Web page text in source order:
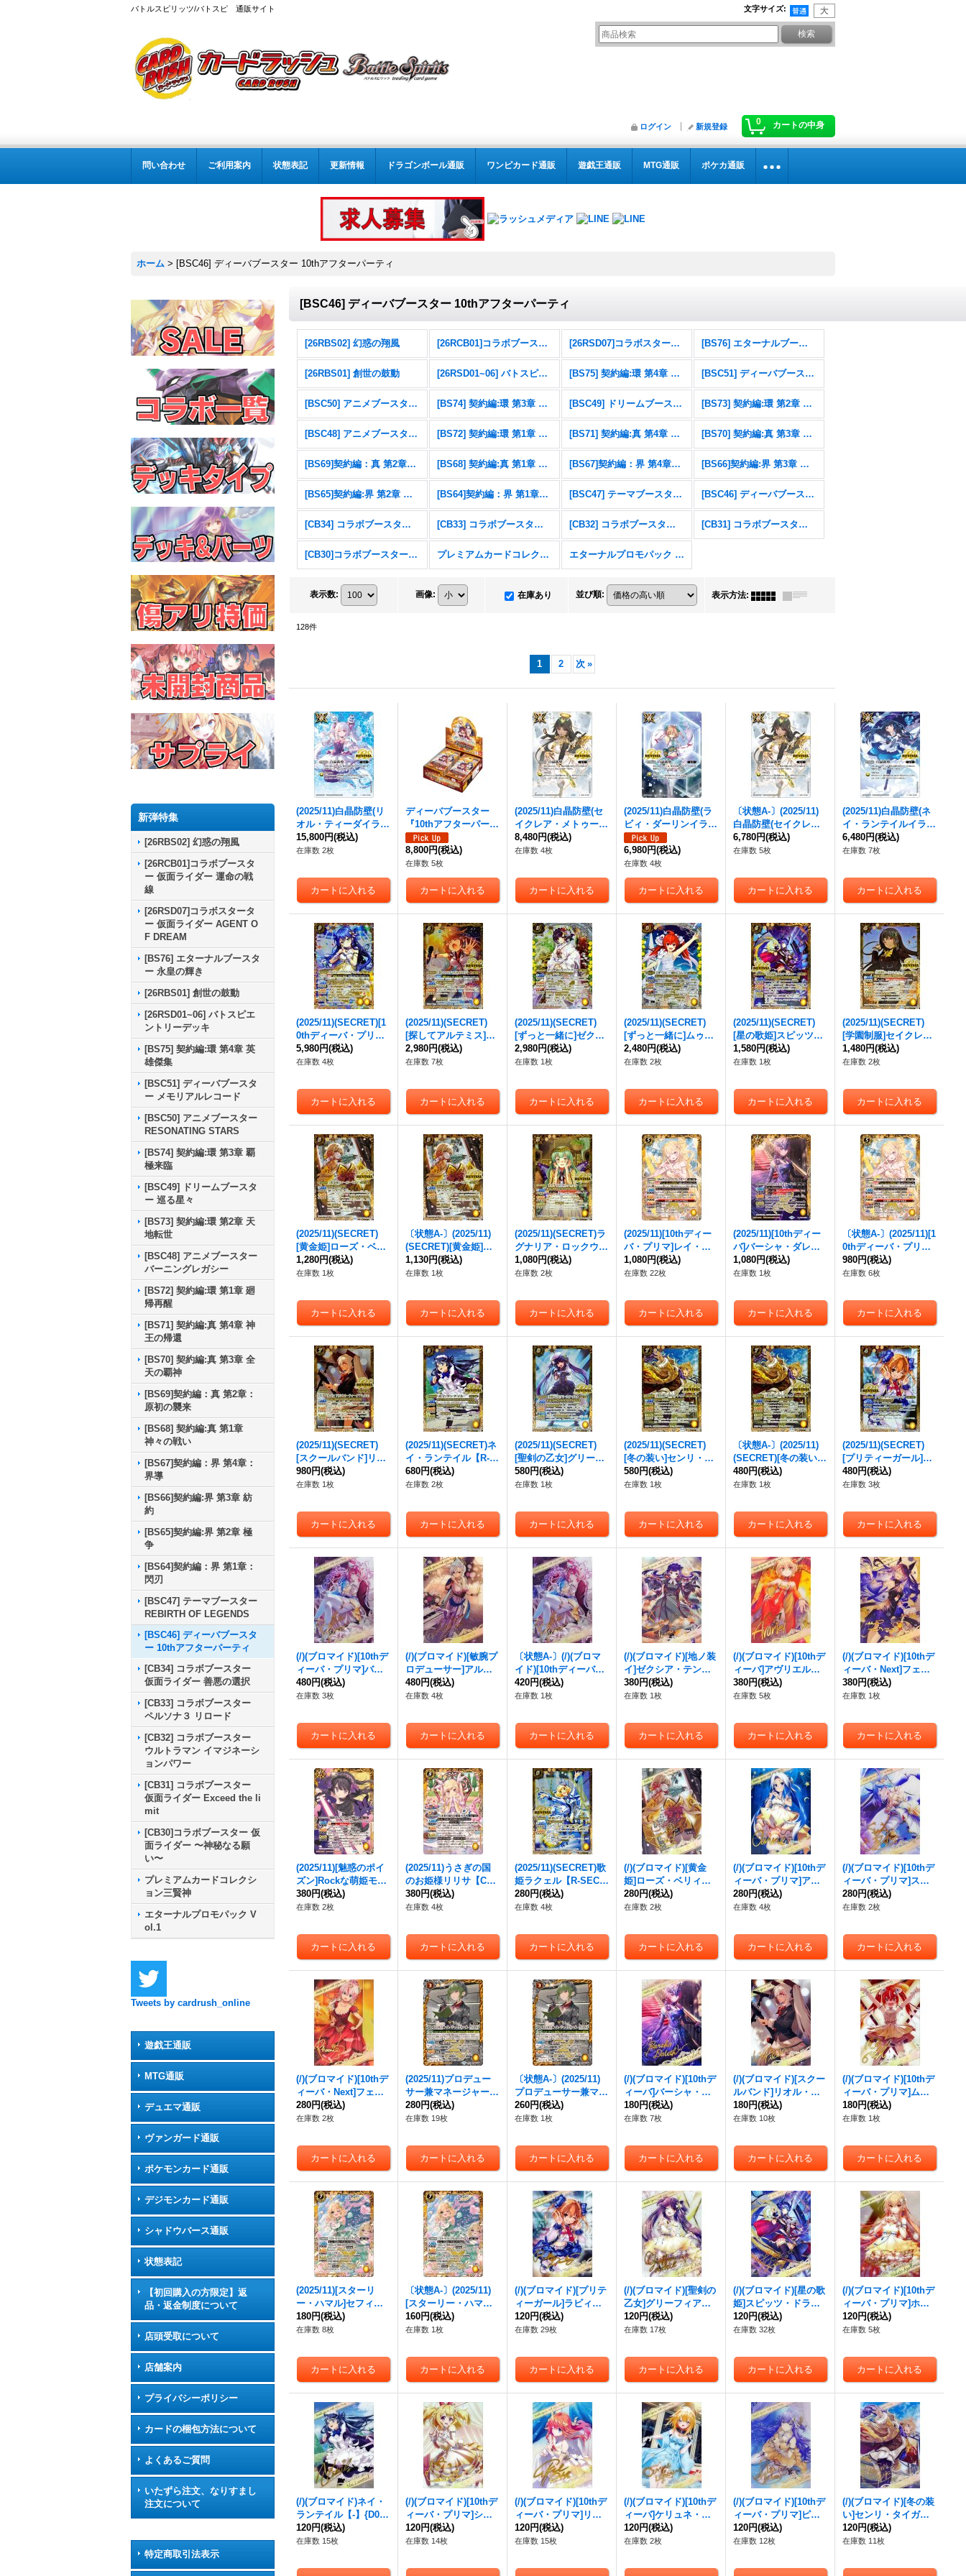
バトルスピリッツ/バトスピ 通販サイト 文字サイズ:
0 カートの中身
ログイン 新規登録
問い合わせ ご利用案内 状態表記 更新情報 ドラゴンボール通販 ワンピカード通販 遊戯王通販 MTG通販 ポケカ通販
ホーム > [BSC46] ディーバブースター 10thアフターパーティ
新弾特集
[26RBS02] 幻惑の翔風
[26RCB01]コラボブースタ
ー 仮面ライダー 運命の戦
線
[26RSD07]コラボスタータ
ー 仮面ライダー AGENT O
F DREAM
[BS76] エターナルブースタ
ー 永皇の輝き
[26RBS01] 創世の鼓動
[26RSD01~06] バトスピエ
ントリーデッキ
[BS75] 契約編:環 第4章 英
雄傑集
[BSC51] ディーバブースタ
ー メモリアルレコード
[BSC50] アニメブースター
RESONATING STARS
[BS74] 契約編:環 第3章 覇
極来臨
[BSC49] ドリームブースタ
ー 巡る星々
[BS73] 契約編:環 第2章 天
地転世
[BSC48] アニメブースター
バーニングレガシー
[BS72] 契約編:環 第1章 廻
帰再醒
[BS71] 契約編:真 第4章 神
王の帰還
[BS70] 契約編:真 第3章 全
天の覇神
[BS69]契約編：真 第2章：
原初の襲来
[BS68] 契約編:真 第1章
神々の戦い
[BS67]契約編：界 第4章：
界導
[BS66]契約編:界 第3章 紡
約
[BS65]契約編:界 第2章 極
争
[BS64]契約編：界 第1章：
閃刃
[BSC47] テーマブースター
REBIRTH OF LEGENDS
[BSC46] ディーバブースタ
ー 10thアフターパーティ
[CB34] コラボブースター
仮面ライダー 善悪の選択
[CB33] コラボブースター
ペルソナ３ リロード
[CB32] コラボブースター
ウルトラマン イマジネーシ
ョンパワー
[CB31] コラボブースター
仮面ライダー Exceed the li
mit
[CB30]コラボブースター 仮
面ライダー 〜神秘なる願
い〜
プレミアムカードコレクシ
ョン三賢神
エターナルプロモパック V
ol.1
Tweets by cardrush_online
遊戯王通販
MTG通販
デュエマ通販
ヴァンガード通販
ポケモンカード通販
デジモンカード通販
シャドウバース通販
状態表記
【初回購入の方限定】返
品・返金制度について
店頭受取について
店舗案内
プライバシーポリシー
カードの梱包方法について
よくあるご質問
いたずら注文、なりすまし
注文について
特定商取引法表示
[BSC46] ディーバブースター 10thアフターパーティ
[26RBS02] 幻惑の翔風 [26RCB01]コラボブースター 仮面ライダー 運命の戦線 [26RSD07]コラボスターター 仮面ライダー AGENT OF DREAM [BS76] エターナルブースター 永皇の輝き
[26RBS01] 創世の鼓動 [26RSD01~06] バトスピエントリーデッキ [BS75] 契約編:環 第4章 英雄傑集 [BSC51] ディーバブースター メモリアルレコード
[BSC50] アニメブースター RESONATING STARS [BS74] 契約編:環 第3章 覇極来臨 [BSC49] ドリームブースター 巡る星々 [BS73] 契約編:環 第2章 天地転世
[BSC48] アニメブースター バーニングレガシー [BS72] 契約編:環 第1章 廻帰再醒 [BS71] 契約編:真 第4章 神王の帰還 [BS70] 契約編:真 第3章 全天の覇神
[BS69]契約編：真 第2章：原初の襲来 [BS68] 契約編:真 第1章 神々の戦い [BS67]契約編：界 第4章：界導 [BS66]契約編:界 第3章 紡約
[BS65]契約編:界 第2章 極争 [BS64]契約編：界 第1章：閃刃 [BSC47] テーマブースター REBIRTH OF LEGENDS [BSC46] ディーバブースター 10thアフターパーティ
[CB34] コラボブースター 仮面ライダー 善悪の選択 [CB33] コラボブースター ペルソナ３ リロード [CB32] コラボブースター ウルトラマン イマジネーションパワー [CB31] コラボブースター 仮面ライダー Exceed the limit
[CB30]コラボブースター 仮面ライダー 〜神秘なる願い〜 プレミアムカードコレクション三賢神 エターナルプロモパック Vol.1
表示数: 画像: 在庫あり 並び順: 表示方法:
128件
1 2 次 »
(2025/11)白晶防壁(リ
オル・ティーダイラス
ト/BSC46収録)【C】
{BS52-RV008}《白》
15,800円(税込)
在庫数 2枚
ディーバブースター
『10thアフターパーテ
ィ[BSC46]』【-】{-}
《未開封BOX》
8,800円(税込)
在庫数 5枚
(2025/11)白晶防壁(セ
イクレア・メトゥーム
イラスト/BSC46収録)
【C】{BS52-RV008}
8,480円(税込)
在庫数 4枚
(2025/11)白晶防壁(ラ
ビィ・ダーリンイラス
ト/BSC46収録)【C】
{BS52-RV008}《白》
6,980円(税込)
在庫数 4枚
〔状態A-〕(2025/11)
白晶防壁(セイクレ
ア・メトゥームイラス
ト/BSC46収録)【C】
6,780円(税込)
在庫数 5枚
(2025/11)白晶防壁(ネ
イ・ランテイルイラス
ト/BSC46収録)【C】
{BS52-RV008}《白》
6,480円(税込)
在庫数 7枚
(2025/11)(SECRET)[1
0thディーバ・プリマ]
ディアナ・フルール
【XX-SEC】{BSC46-
5,980円(税込)
在庫数 4枚
(2025/11)(SECRET)
[探してアルテミス]ネ
ガズボッ子【R-SEC】
{BSC46-RV011}
2,980円(税込)
在庫数 7枚
(2025/11)(SECRET)
[ずっと一緒に]ゼクシ
ア・テンマ【契約X-S
EC】{BSC46-CX03}
2,980円(税込)
在庫数 1枚
(2025/11)(SECRET)
[ずっと一緒に]ムゥ
【契約X-SEC】{BSC4
6-CX02}《黄》
2,480円(税込)
在庫数 2枚
(2025/11)(SECRET)
[星の歌姫]スピッツ・
ドラコニー【M-SE
C】{BSC46-RV002}
1,580円(税込)
在庫数 1枚
(2025/11)(SECRET)
[学園制服]セイクレ
ア・メトゥーム【C-S
EC】{BSC46-RV010}
1,480円(税込)
在庫数 2枚
(2025/11)(SECRET)
[黄金姫]ローズ・ベリ
ィ【M-SEC】{BSC46-
RV004}《黄》
1,280円(税込)
在庫数 1枚
〔状態A-〕(2025/11)
(SECRET)[黄金姫]ロ
ーズ・ベリィ【M-SE
C】{BSC46-RV004}
1,130円(税込)
在庫数 1枚
(2025/11)(SECRET)ラ
グナリア・ロックウェ
ル【M-SEC】{BSC46-
RV005}《黄》
1,080円(税込)
在庫数 2枚
(2025/11)[10thディー
バ・プリマ]レイ・オ
ーバ【X】{BSC46-X0
1}《黄》
1,080円(税込)
在庫数 22枚
(2025/11)[10thディー
バ]バーシャ・ダレス
【X】{BSC46-X02}
《黄》
1,080円(税込)
在庫数 1枚
〔状態A-〕(2025/11)[1
0thディーバ・プリマ]
レイ・オーバ【X】{B
SC46-X01}《黄》
980円(税込)
在庫数 6枚
(2025/11)(SECRET)
[スクールバンド]リオ
ル・ティーダ「Vo/G
t」【R-SEC】{BSC46
980円(税込)
在庫数 1枚
(2025/11)(SECRET)ネ
イ・ランテイル【R-S
EC】{BSC46-RV007}
《黄》
680円(税込)
在庫数 2枚
(2025/11)(SECRET)
[聖剣の乙女]グリーフ
ィア・ダルク【R-SE
C】{BSC46-RV003}
580円(税込)
在庫数 1枚
(2025/11)(SECRET)
[冬の装い]センリ・タ
イガ【R-SEC】{BSC4
6-RV012}《黄》
580円(税込)
在庫数 1枚
〔状態A-〕(2025/11)
(SECRET)[冬の装い]
センリ・タイガ【R-S
EC】{BSC46-RV012}
480円(税込)
在庫数 1枚
(2025/11)(SECRET)
[プリティーガール]ラ
ビィ・ダーリン【R-S
EC】{BSC46-RV001}
480円(税込)
在庫数 3枚
(/)(ブロマイド)[10thデ
ィーバ・プリマ]バン
リ・ゼル【-】{D05-2
3}《》
480円(税込)
在庫数 3枚
(/)(ブロマイド)[敏腕プ
ロデューサー]アルテ
ミス【-】{D05-34}
《》
480円(税込)
在庫数 4枚
〔状態A-〕(/)(ブロマ
イド)[10thディーバ・
プリマ]バンリ・ゼル
【-】{D05-23}《》
420円(税込)
在庫数 1枚
(/)(ブロマイド)[地ノ装
イ]ゼクシア・テンマ
【-】{D05-26}《》
380円(税込)
在庫数 1枚
(/)(ブロマイド)[10thデ
ィーバ]アヴリエル
【-】{D05-28}《》
380円(税込)
在庫数 5枚
(/)(ブロマイド)[10thデ
ィーバ・Next]フェル
マ【-】{D05-30}《》
380円(税込)
在庫数 1枚
(2025/11)[魅惑のポイ
ズン]Rockな萌姫モア
【CP】{BSC46-CP02}
《黄》
380円(税込)
在庫数 2枚
(2025/11)うさぎの国
のお姫様リリサ【C
P】{BSC46-CP04}
《黄》
380円(税込)
在庫数 4枚
(2025/11)(SECRET)歌
姫ラクェル【R-SEC】
{BSC46-RV013}
《黄》
280円(税込)
在庫数 4枚
(/)(ブロマイド)[黄金
姫]ローズ・ベリィ
【-】{D05-07}《》
280円(税込)
在庫数 2枚
(/)(ブロマイド)[10thデ
ィーバ・プリマ]アン
【-】{D05-15}《》
280円(税込)
在庫数 4枚
(/)(ブロマイド)[10thデ
ィーバ・プリマ]スピ
ニア・スコール【-】
{D05-21}《》
280円(税込)
在庫数 2枚
(/)(ブロマイド)[10thデ
ィーバ・Next]フェニ
ル【-】{D05-29}《》
280円(税込)
在庫数 2枚
(2025/11)プロデュー
サー兼マネージャープ
リン・ガーフィールド
【X】{BSC46-X08}
280円(税込)
在庫数 19枚
〔状態A-〕(2025/11)
プロデューサー兼マネ
ージャープリン・ガー
フィールド【X】{BS
260円(税込)
在庫数 1枚
(/)(ブロマイド)[10thデ
ィーバ]バーシャ・ダ
レス【-】{D05-08}
《》
180円(税込)
在庫数 7枚
(/)(ブロマイド)[スクー
ルバンド]リオル・テ
ィーダ「Vo/Gt」【-】
{D05-13}《》
180円(税込)
在庫数 10枚
(/)(ブロマイド)[10thデ
ィーバ・プリマ]ムゥ
【-】{D05-14}《》
180円(税込)
在庫数 1枚
(2025/11)[スターリ
ー・ハマル]セフィ・
アリエス【X】{BSC4
6-X07}《黄》
180円(税込)
在庫数 8枚
〔状態A-〕(2025/11)
[スターリー・ハマル]
セフィ・アリエス
【X】{BSC46-X07}
160円(税込)
在庫数 1枚
(/)(ブロマイド)[プリテ
ィーガール]ラビィ・
ダーリン【-】{D05-0
1}《》
120円(税込)
在庫数 29枚
(/)(ブロマイド)[聖剣の
乙女]グリーフィア・
ダルク【-】{D05-02}
《》
120円(税込)
在庫数 17枚
(/)(ブロマイド)[星の歌
姫]スピッツ・ドラコ
ニー【-】{D05-03}
《》
120円(税込)
在庫数 32枚
(/)(ブロマイド)[10thデ
ィーバ・プリマ]ホク
ト・アポロニア【-】
{D05-05}《》
120円(税込)
在庫数 5枚
(/)(ブロマイド)ネイ・
ランテイル【-】{D05-
10}《》
120円(税込)
在庫数 15枚
(/)(ブロマイド)[10thデ
ィーバ・プリマ]ショ
コ【-】{D05-16}《》
120円(税込)
在庫数 14枚
(/)(ブロマイド)[10thデ
ィーバ・プリマ]リュ
キア・オース【-】{D0
5-17}《》
120円(税込)
在庫数 15枚
(/)(ブロマイド)[10thデ
ィーバ]ケリュネ・ラ
イトニング【-】{D05-
18}《》
120円(税込)
在庫数 2枚
(/)(ブロマイド)[10thデ
ィーバ・プリマ]ピス
ティナ・ガレオン
【-】{D05-20}《》
120円(税込)
在庫数 12枚
(/)(ブロマイド)[冬の装
い]センリ・タイガ
【-】{D05-24}《》
120円(税込)
在庫数 11枚